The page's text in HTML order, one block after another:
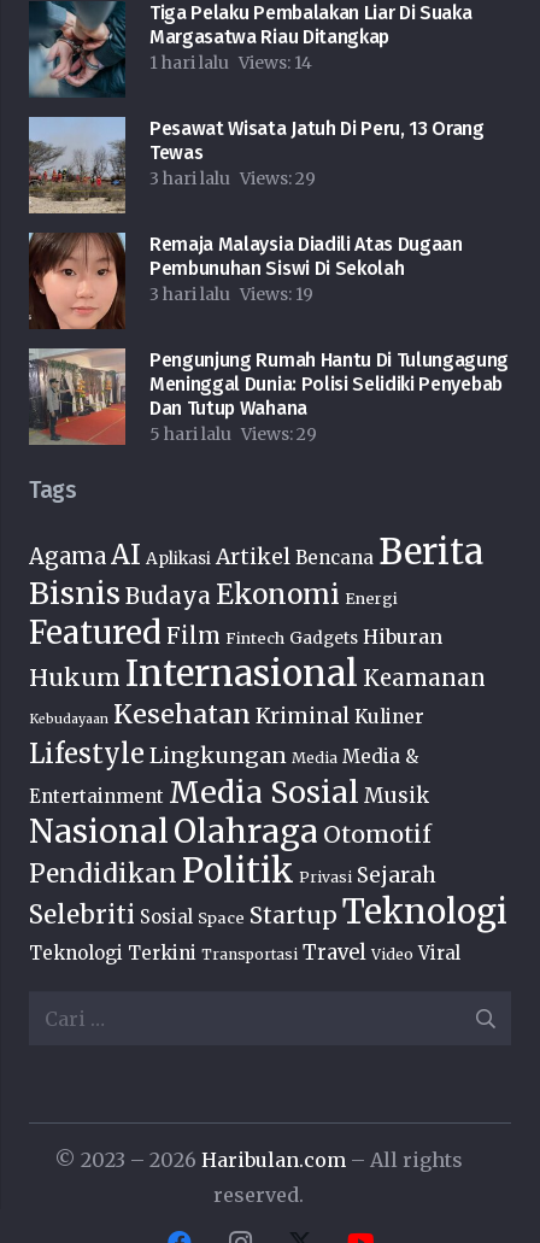
Tiga Pelaku Pembalakan Liar Di Suaka
Margasatwa Riau Ditangkap
1 hari lalu Views: 14
Pesawat Wisata Jatuh Di Peru, 13 Orang
Tewas
3 hari lalu Views:29
Remaja Malaysia Diadili Atas Dugaan
Pembunuhan Siswi Di Sekolah
3 hari lalu Views: 19
Pengunjung Rumah Hantu Di Tulungagung
Meninggal Dunia: Polisi Selidiki Penyebab
Dan Tutup Wahana
5 hari lalu Views:29
Tags
AgamaAI Aplikasi Artikel Bencana Berita
Bisnis Budaya Ekonomi Energi
Featured Film Fintech Gadgets Hiburan
Hukum Internasional Keamanan
Kebudayaan Kesehatan Kriminal Kuliner
Lifestyle Lingkungan Media Media &
Entertainment Media Sosial Musik
NasionalOlahraga Otomotif
Pendidikan Politik Privasi Sejarah
Selebriti Sosial Space Startup Teknologi
Teknologi Terkini Transportasi Travel Video Viral
Cari
© 2023 – 2026 Haribulan.com – All rights
reserved.